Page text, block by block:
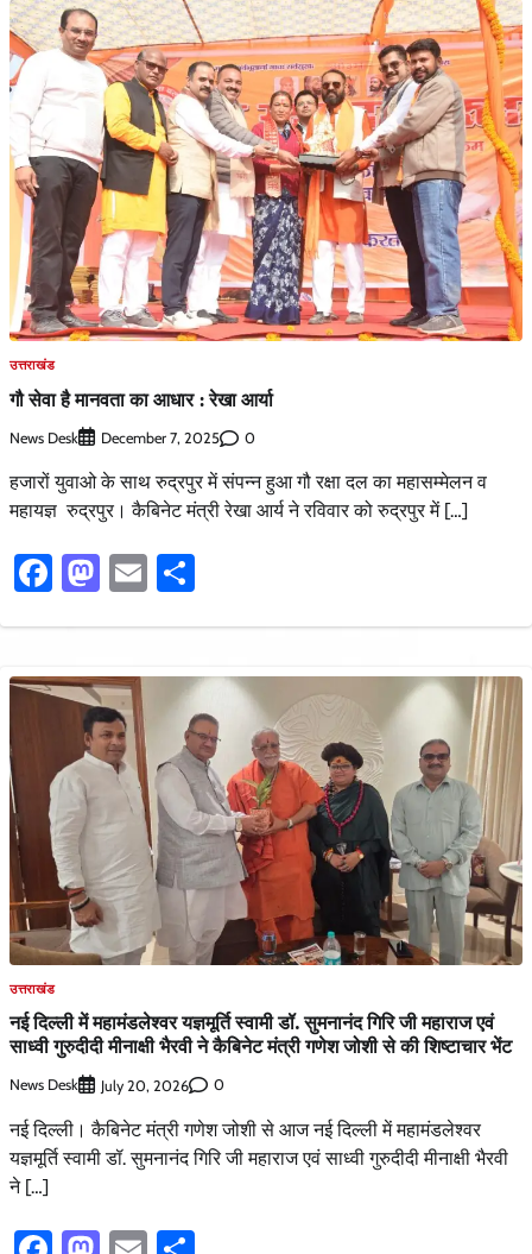
उत्तराखंड
गौ सेवा है मानवता का आधार : रेखा आर्या
News Desk December 7, 2025 0
हजारों युवाओ के साथ रुद्रपुर में संपन्न हुआ गौ रक्षा दल का महासम्मेलन व
महायज्ञ रुद्रपुर। कैबिनेट मंत्री रेखा आर्य ने रविवार को रुद्रपुर में […]
Facebook
Mastodon
Email
उत्तराखंड
नई दिल्ली में महामंडलेश्वर यज्ञमूर्ति स्वामी डॉ. सुमनानंद गिरि जी महाराज एवं
साध्वी गुरुदीदी मीनाक्षी भैरवी ने कैबिनेट मंत्री गणेश जोशी से की शिष्टाचार भेंट
News Desk July 20, 2026 0
नई दिल्ली। कैबिनेट मंत्री गणेश जोशी से आज नई दिल्ली में महामंडलेश्वर
यज्ञमूर्ति स्वामी डॉ. सुमनानंद गिरि जी महाराज एवं साध्वी गुरुदीदी मीनाक्षी भैरवी
ने […]